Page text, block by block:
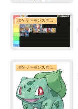
ポケットモンスターシリーズまとめ
ポケットモンスターシリーズまとめ